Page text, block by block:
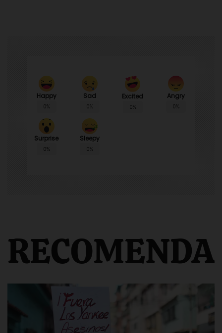
Happy
0%
Sad
0%
Excited
0%
Angry
0%
Surprise
0%
Sleepy
0%